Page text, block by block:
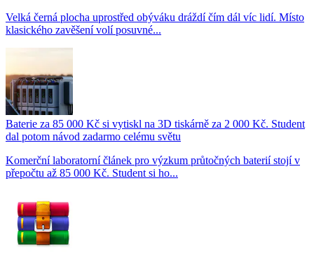
Velká černá plocha uprostřed obýváku dráždí čím dál víc lidí. Místo
klasického zavěšení volí posuvné...
Baterie za 85 000 Kč si vytiskl na 3D tiskárně za 2 000 Kč. Student
dal potom návod zadarmo celému světu
Komerční laboratorní článek pro výzkum průtočných baterií stojí v
přepočtu až 85 000 Kč. Student si ho...